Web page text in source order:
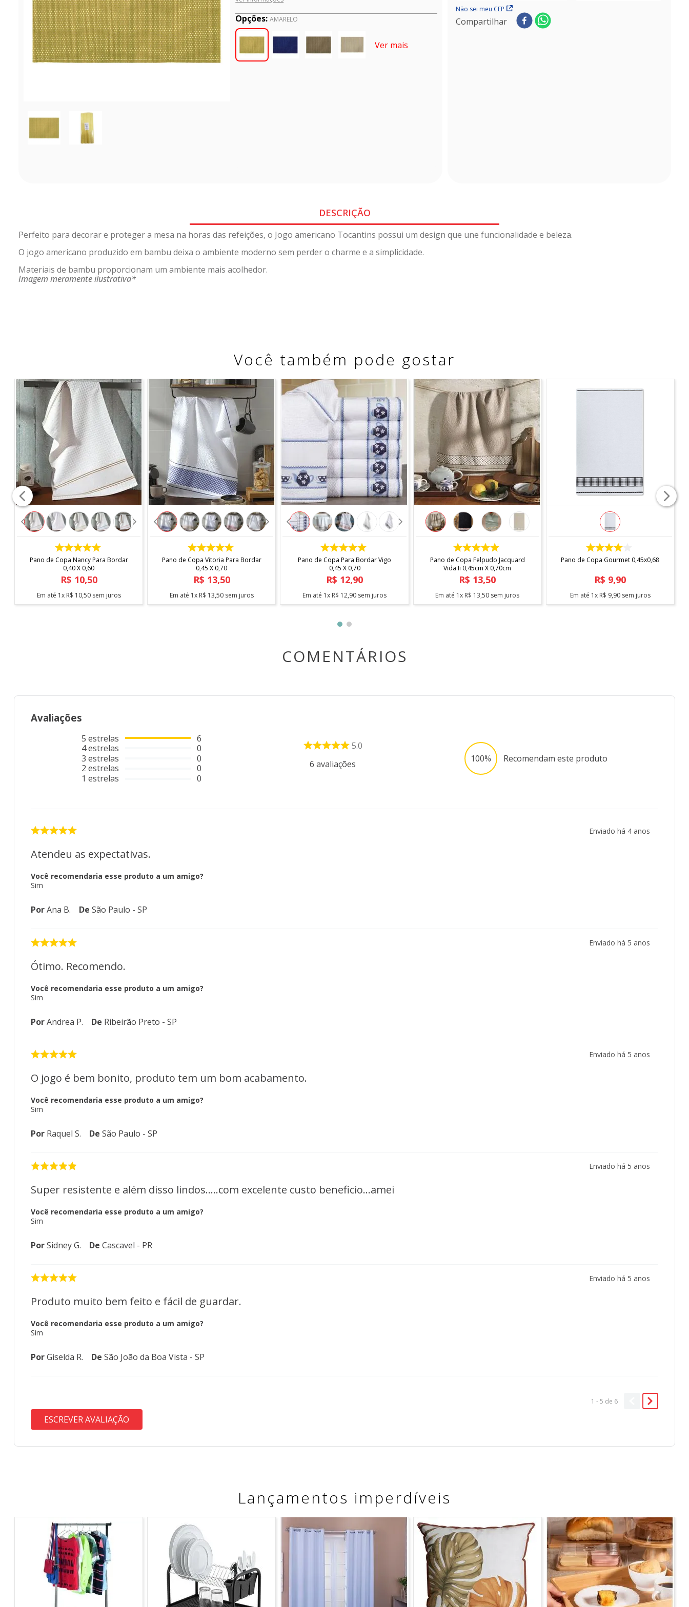
Opções:AMARELO
Ver mais
Não sei meu CEP
Compartilhar
DESCRIÇÃO
Perfeito para decorar e proteger a mesa na horas das refeições, o Jogo americano Tocantins possui um design que une funcionalidade e beleza.
O jogo americano produzido em bambu deixa o ambiente moderno sem perder o charme e a simplicidade.
Materiais de bambu proporcionam um ambiente mais acolhedor.
Imagem meramente ilustrativa*
Você também pode gostar
COMPRAR
Pano de Copa Nancy Para Bordar
0,40 X 0,60
R$ 10,50
Em até 1x R$ 10,50sem juros
COMPRAR
Pano de Copa Vitoria Para Bordar
0,45 X 0,70
R$ 13,50
Em até 1x R$ 13,50sem juros
COMPRAR
Pano de Copa Para Bordar Vigo
0,45 X 0,70
R$ 12,90
Em até 1x R$ 12,90 sem juros
COMPRAR
Pano de Copa Felpudo Jacquard
Vida Ii 0,45cm X 0,70cm
R$ 13,50
Em até 1x R$ 13,50 sem juros
COMPRAR
Pano de Copa Gourmet 0,45x0,68
R$ 9,90
Em até 1x R$ 9,90sem juros
COMENTÁRIOS
Avaliações
5 estrelas
4estrelas
3 estrelas
2 estrelas
1 estrelas
6
0
0
0
0
5.0
6 avaliações 100% Recomendam este produto
Enviado há 4 anos
Atendeu as expectativas.
Você recomendaria esse produto a um amigo?
Sim
PorAna B. De São Paulo - SP
Enviado há 5 anos
Ótimo. Recomendo.
Você recomendaria esse produto a um amigo?
Sim
PorAndrea P. De Ribeirão Preto - SP
Enviado há 5 anos
O jogo é bem bonito, produto tem um bom acabamento.
Você recomendaria esse produto a um amigo?
Sim
Por Raquel S. De São Paulo - SP
Enviado há 5 anos
Super resistente e além disso lindos.....com excelente custo beneficio...amei
Você recomendaria esse produto a um amigo?
Sim
PorSidney G. De Cascavel - PR
Enviado há 5 anos
Produto muito bem feito e fácil de guardar.
Você recomendaria esse produto a um amigo?
Sim
PorGiselda R. De São João da Boa Vista - SP
1 - 5 de 6
ESCREVER AVALIAÇÃO
Lançamentos imperdíveis